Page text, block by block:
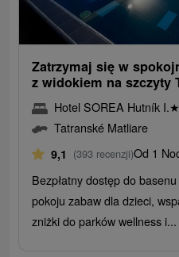
Zatrzymaj się w
z widokiem na szczyty
Hotel SOREA Hutník I.★
Tatranské Matliare
9,1 (393 recenzji)Od 1
Bezpłatny dostęp do
pokoju zabaw dla dzieci,
zniżki do parków wellness i...